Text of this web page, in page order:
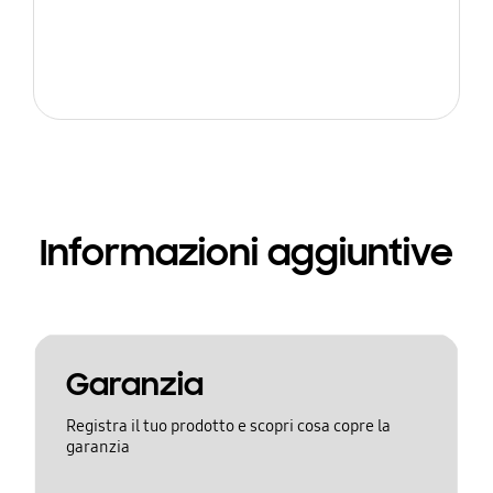
Informazioni aggiuntive
Garanzia
Registra il tuo prodotto e scopri cosa copre la
garanzia